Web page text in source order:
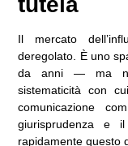
Il mercato
deregolato. È uno
da anni — ma
sistematicità con
comunicazione
giurisprudenza e
rapidamente questo